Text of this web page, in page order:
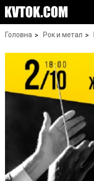
Головна Рок и метал